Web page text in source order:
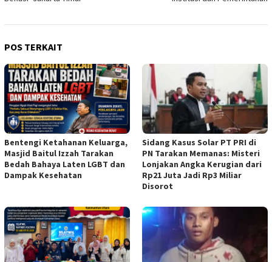
POS TERKAIT
Bentengi Ketahanan Keluarga,
Masjid Baitul Izzah Tarakan
Bedah Bahaya Laten LGBT dan
Dampak Kesehatan
Sidang Kasus Solar PT PRI di
PN Tarakan Memanas: Misteri
Lonjakan Angka Kerugian dari
Rp21 Juta Jadi Rp3 Miliar
Disorot